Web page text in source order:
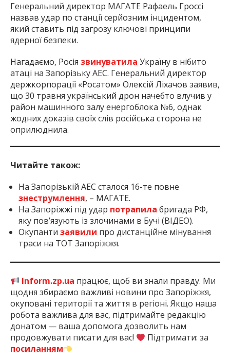
Генеральний директор МАГАТЕ Рафаель Гроссі
назвав удар по станції серйозним інцидентом,
який ставить під загрозу ключові принципи
ядерної безпеки.
Нагадаємо, Росія звинуватила Україну в нібито
атаці на Запорізьку АЕС. Генеральний директор
держкорпорації «Росатом» Олексій Ліхачов заявив,
що 30 травня український дрон начебто влучив у
район машинного залу енергоблока №6, однак
жодних доказів своїх слів російська сторона не
оприлюднила.
Читайте також:
На Запорізькій АЕС сталося 16-те повне
знеструмлення, – МАГАТЕ.
На Запоріжжі під удар потрапила бригада РФ,
яку пов’язують із злочинами в Бучі (ВІДЕО).
Окупанти заявили про дистанційне мінування
траси на ТОТ Запоріжжя.
Inform.zp.ua працює, щоб ви знали правду. Ми
щодня збираємо важливі новини про Запоріжжя,
окуповані території та життя в регіоні. Якщо наша
робота важлива для вас, підтримайте редакцію
донатом — ваша допомога дозволить нам
продовжувати писати для вас!
Підтримати: за
посиланням